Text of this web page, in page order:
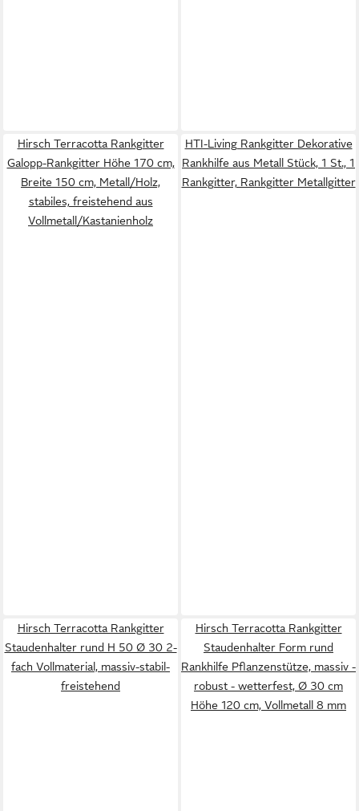
Hirsch Terracotta Rankgitter
Galopp-Rankgitter Höhe 170 cm,
Breite 150 cm, Metall/Holz,
stabiles, freistehend aus
Vollmetall/Kastanienholz
HTI-Living Rankgitter Dekorative
Rankhilfe aus Metall Stück, 1 St., 1
Rankgitter, Rankgitter Metallgitter
Hirsch Terracotta Rankgitter
Staudenhalter rund H 50 Ø 30 2-
fach Vollmaterial, massiv-stabil-
freistehend
Hirsch Terracotta Rankgitter
Staudenhalter Form rund
Rankhilfe Pflanzenstütze, massiv -
robust - wetterfest, Ø 30 cm
Höhe 120 cm, Vollmetall 8 mm